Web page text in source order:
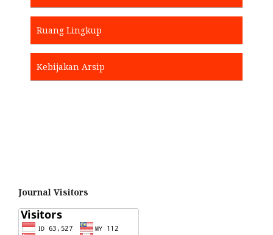
Ruang Lingkup
Kebijakan Arsip
Journal Visitors